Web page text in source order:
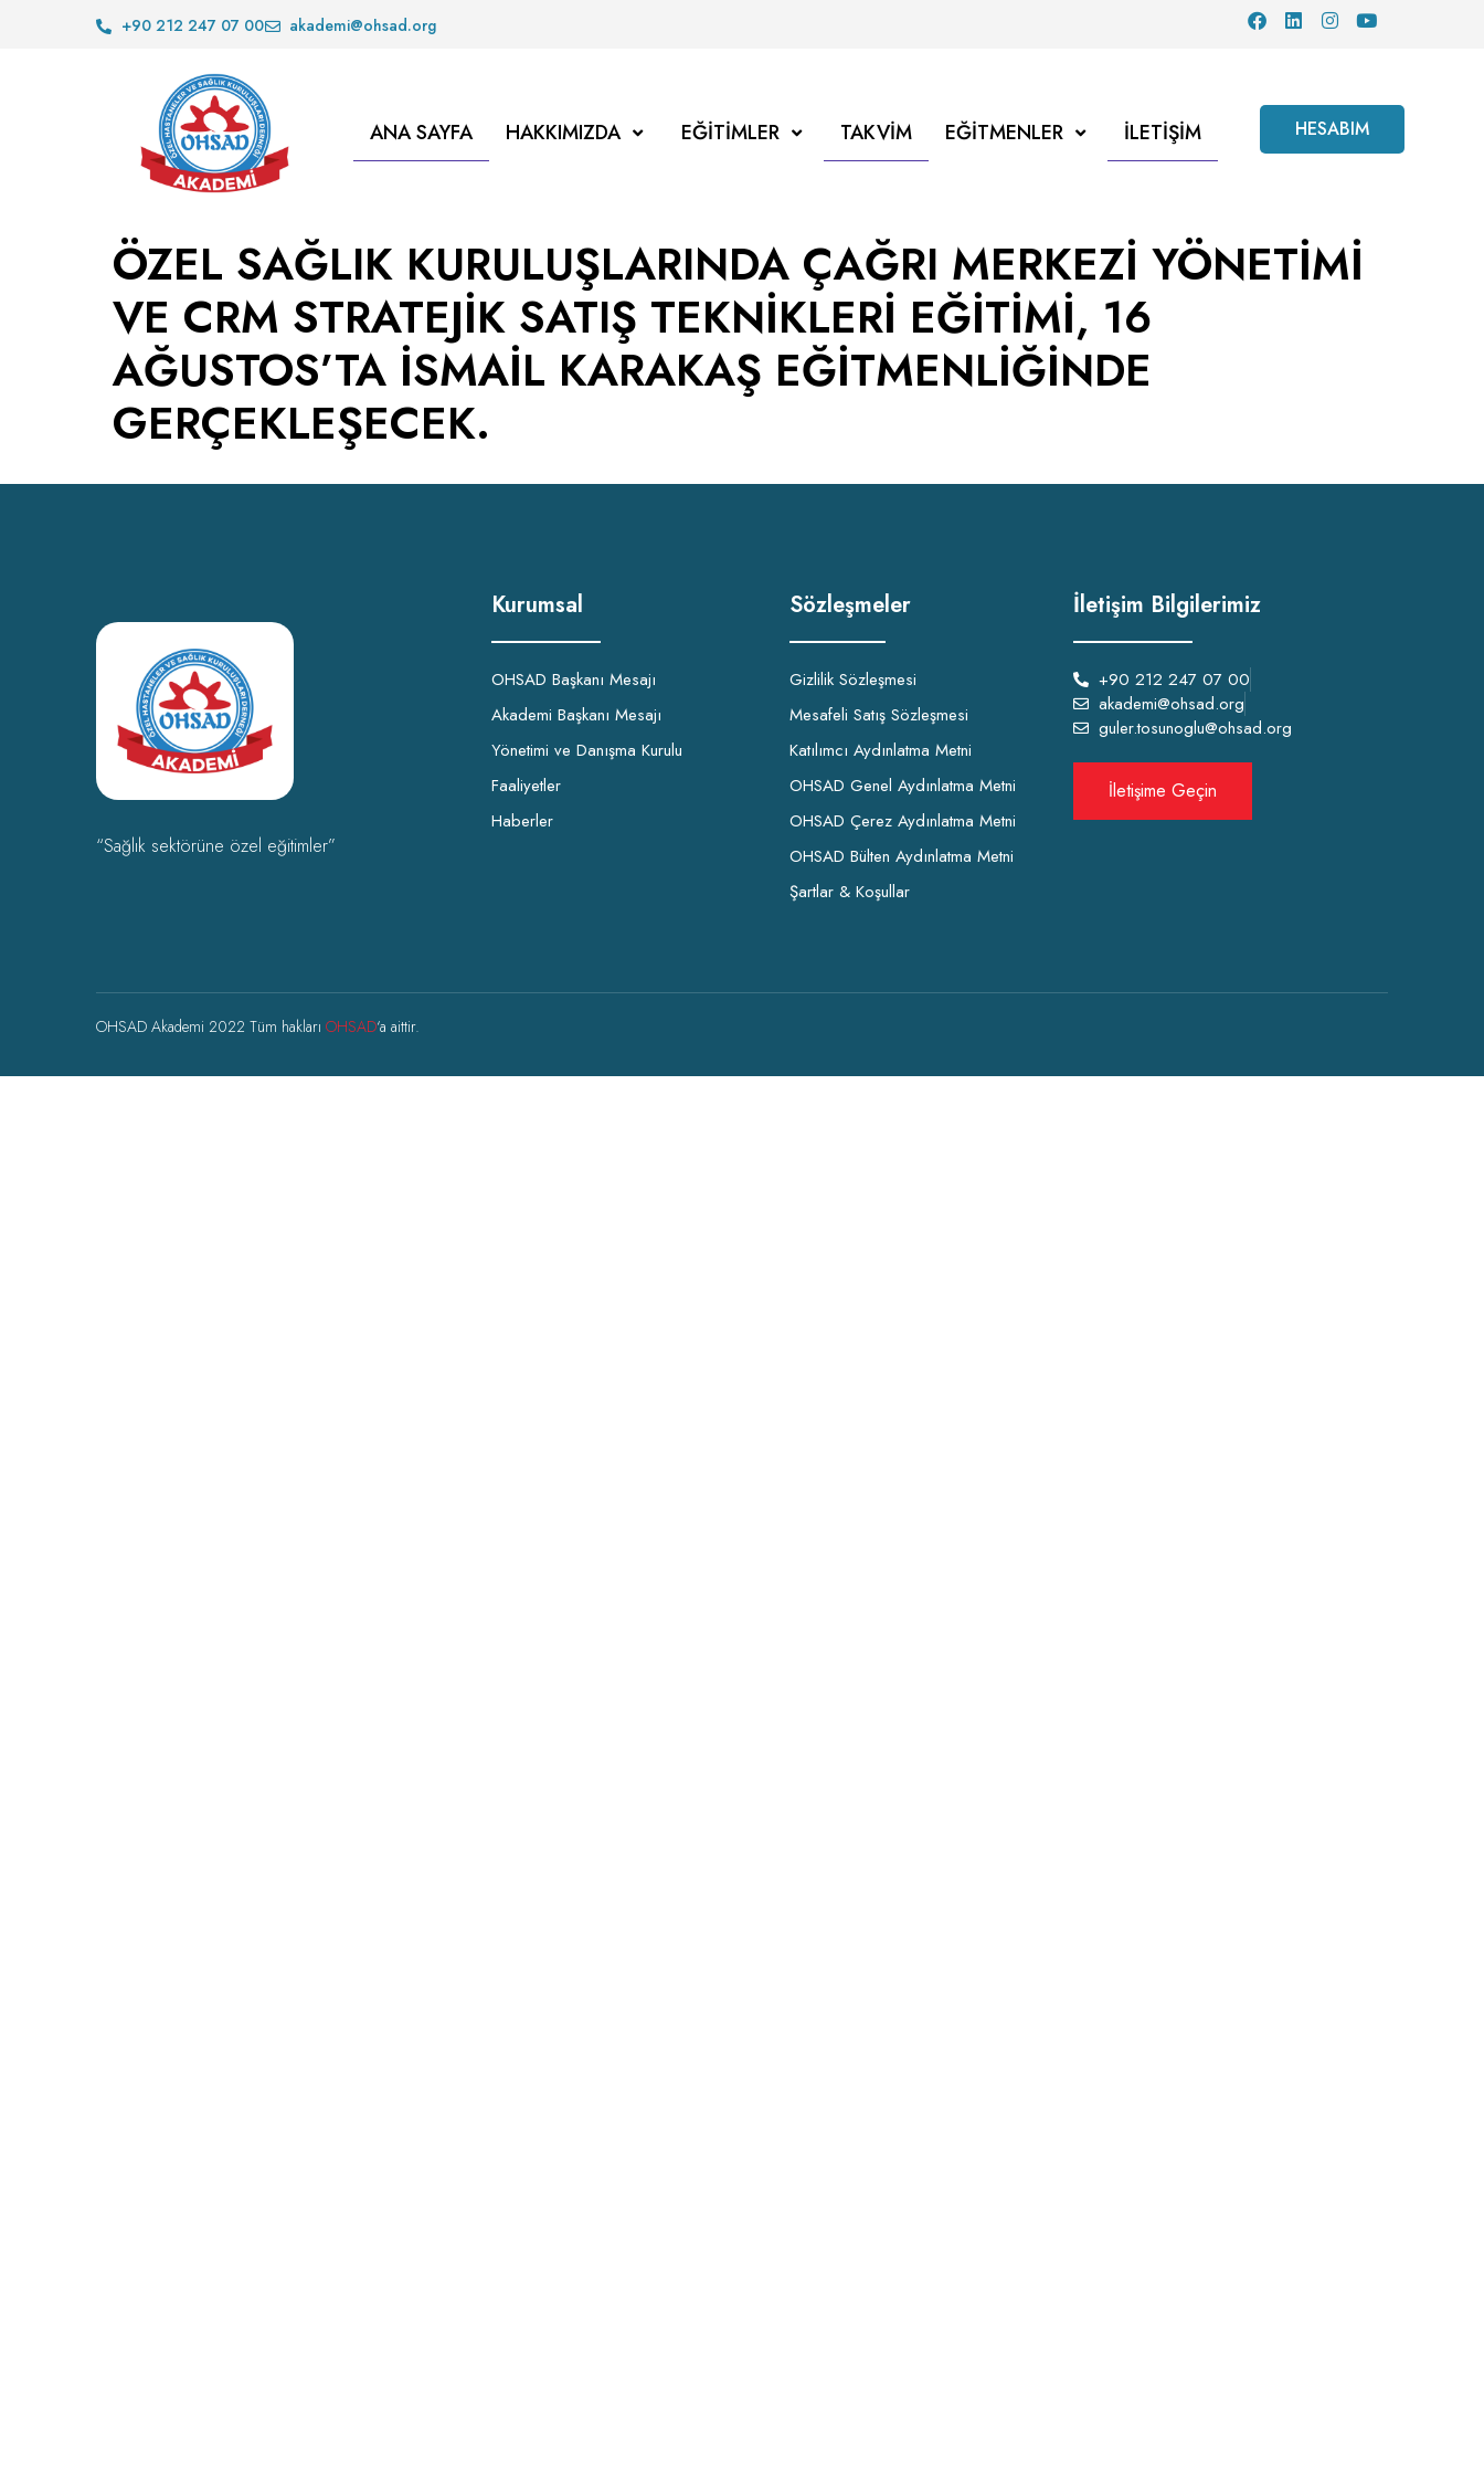
+90 212 247 07 00 akademi@ohsad.org
ANA SAYFA HAKKIMIZDA EĞITIMLER TAKVIM EĞITMENLER İLETIŞIM HESABIM
ÖZEL SAĞLIK KURULUŞLARINDA ÇAĞRI MERKEZİ YÖNETİMİ
VE CRM STRATEJİK SATIŞ TEKNİKLERİ EĞİTİMİ, 16
AĞUSTOS’TA İSMAİL KARAKAŞ EĞİTMENLİĞİNDE
GERÇEKLEŞECEK.
“Sağlık sektörüne özel eğitimler”
Kurumsal
OHSAD Başkanı Mesajı
Akademi Başkanı Mesajı
Yönetimi ve Danışma Kurulu
Faaliyetler
Haberler
Sözleşmeler
Gizlilik Sözleşmesi
Mesafeli Satış Sözleşmesi
Katılımcı Aydınlatma Metni
OHSAD Genel Aydınlatma Metni
OHSAD Çerez Aydınlatma Metni
OHSAD Bülten Aydınlatma Metni
Şartlar & Koşullar
İletişim Bilgilerimiz
+90 212 247 07 00
akademi@ohsad.org
guler.tosunoglu@ohsad.org
İletişime Geçin
OHSAD Akademi 2022 Tüm hakları OHSAD‘a aittir.